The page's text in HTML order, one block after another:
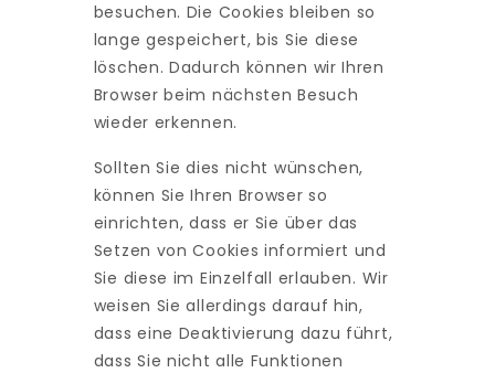
besuchen. Die Cookies bleiben so
lange gespeichert, bis Sie diese
löschen. Dadurch können wir Ihren
Browser beim nächsten Besuch
wieder erkennen.
Sollten Sie dies nicht wünschen,
können Sie Ihren Browser so
einrichten, dass er Sie über das
Setzen von Cookies informiert und
Sie diese im Einzelfall erlauben. Wir
weisen Sie allerdings darauf hin,
dass eine Deaktivierung dazu führt,
dass Sie nicht alle Funktionen